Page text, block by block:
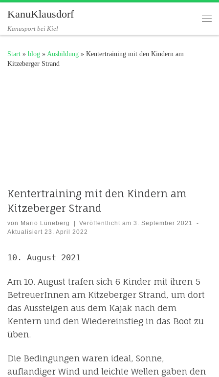
Zum Inhalt springen
KanuKlausdorf
Kanusport bei Kiel
Start » blog » Ausbildung » Kentertraining mit den Kindern am
Kitzeberger Strand
Kentertraining mit den Kindern am
Kitzeberger Strand
von Mario Lüneberg Veröffentlicht am3. September 2021
-
Aktualisiert 23. April 2022
10. August 2021
Am 10. August trafen sich 6 Kinder mit ihren 5
BetreuerInnen am Kitzeberger Strand, um dort
das Aussteigen aus dem Kajak nach dem
Kentern und den Wiedereinstieg in das Boot zu
üben.
Die Bedingungen waren ideal, Sonne,
auflandiger Wind und leichte Wellen gaben den